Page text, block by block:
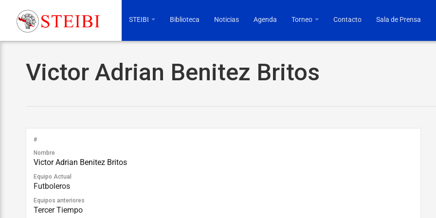
STEIBI Biblioteca Noticias Agenda Torneo Contacto Sala de Prensa
Victor Adrian Benitez Britos
#
Nombre
Victor Adrian Benitez Britos
Equipo Actual
Futboleros
Equipos anteriores
Tercer Tiempo